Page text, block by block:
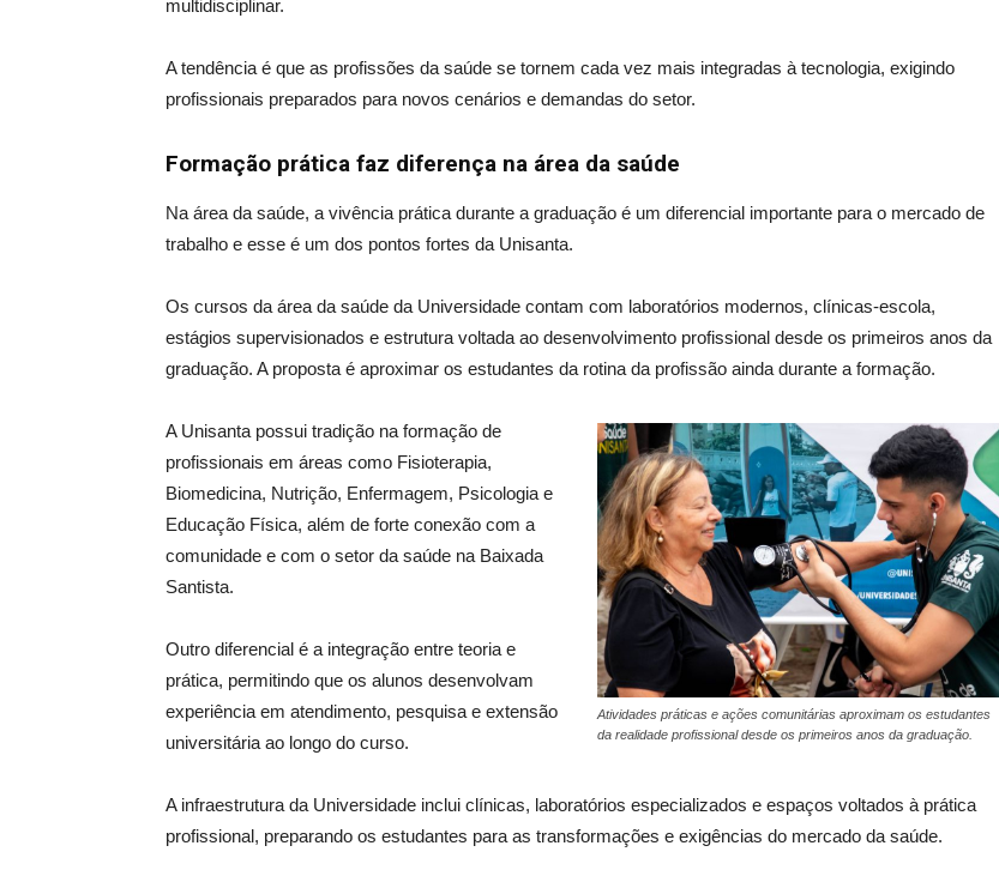
multidisciplinar.
A tendência é que as profissões da saúde se tornem cada vez mais integradas à tecnologia, exigindo
profissionais preparados para novos cenários e demandas do setor.
Formação prática faz diferença na área da saúde
Na área da saúde, a vivência prática durante a graduação é um diferencial importante para o mercado de
trabalho e esse é um dos pontos fortes da Unisanta.
Os cursos da área da saúde da Universidade contam com laboratórios modernos, clínicas-escola,
estágios supervisionados e estrutura voltada ao desenvolvimento profissional desde os primeiros anos da
graduação. A proposta é aproximar os estudantes da rotina da profissão ainda durante a formação.
Atividades práticas e ações comunitárias aproximam os estudantes
da realidade profissional desde os primeiros anos da graduação.
A Unisanta possui tradição na formação de
profissionais em áreas como Fisioterapia,
Biomedicina, Nutrição, Enfermagem, Psicologia e
Educação Física, além de forte conexão com a
comunidade e com o setor da saúde na Baixada
Santista.
Outro diferencial é a integração entre teoria e
prática, permitindo que os alunos desenvolvam
experiência em atendimento, pesquisa e extensão
universitária ao longo do curso.
A infraestrutura da Universidade inclui clínicas, laboratórios especializados e espaços voltados à prática
profissional, preparando os estudantes para as transformações e exigências do mercado da saúde.